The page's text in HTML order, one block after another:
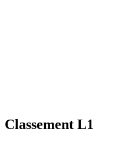
Classement L1